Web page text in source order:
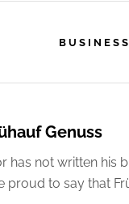
Genuss
has not written his
proud to say that